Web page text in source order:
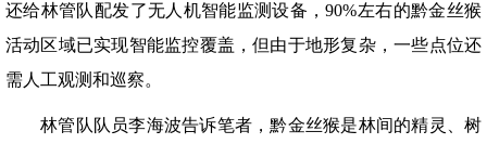
还给林管队配发了无人机智能监测设备，90%左右的黔金丝猴
活动区域已实现智能监控覆盖，但由于地形复杂，一些点位还
需人工观测和巡察。
林管队队员李海波告诉笔者，黔金丝猴是林间的精灵、树